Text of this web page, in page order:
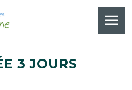
E 3 JOURS